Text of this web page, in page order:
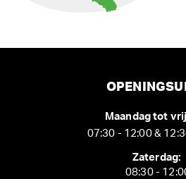
Maandag tot
07:30 - 12:00 &
Zaterdag:
08:30 -